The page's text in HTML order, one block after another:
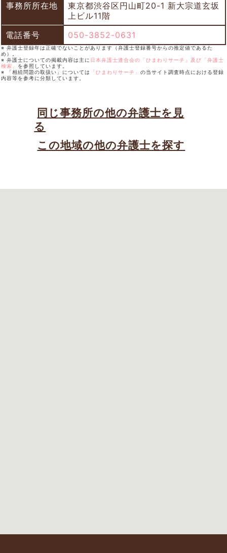
事務所所在地
東京都渋谷区円山町20-1 新大宗道玄坂
上ビル11階
電話番号
050-3852-0631
※ 弁護士登録年は正確でないことがあります（弁護士登録番号からの推定値であるた
め）。
※ 弁護士についての掲載内容は主に 日本弁護士連合会の「ひまわりサーチ」及び「弁護士
検索」 を参照しています。
※ 「相続問題の取扱い」については
「ひまわりサーチ」 の当サイト調査時点における登録
内容等を参考に分類しています。
同じ事務所の他の弁護士を見
る
この地域の他の弁護士を探す